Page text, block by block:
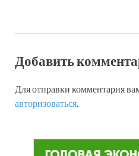
Добавить
Для отправки комментария
авторизоваться